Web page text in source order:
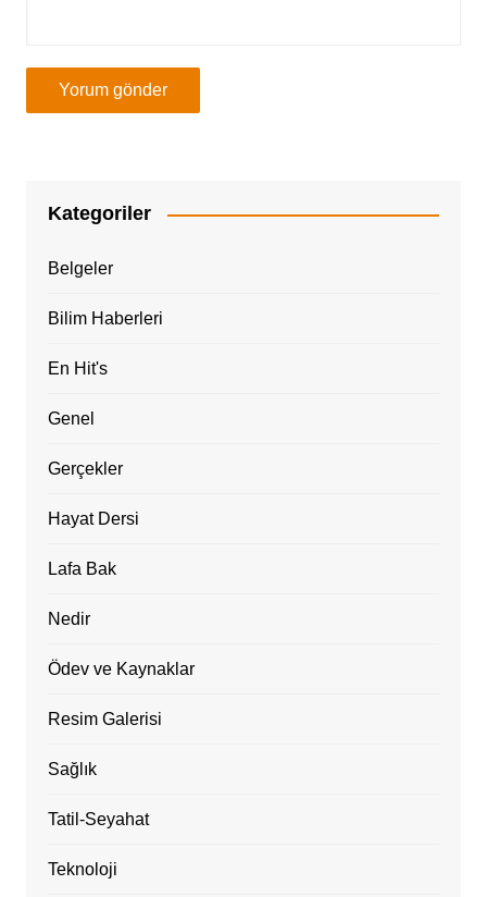
Kategoriler
Belgeler
Bilim Haberleri
En Hit's
Genel
Gerçekler
Hayat Dersi
Lafa Bak
Nedir
Ödev ve Kaynaklar
Resim Galerisi
Sağlık
Tatil-Seyahat
Teknoloji